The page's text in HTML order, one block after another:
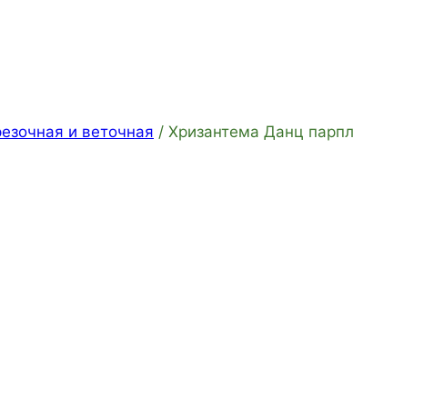
и веточная / Хризантема Данц парпл